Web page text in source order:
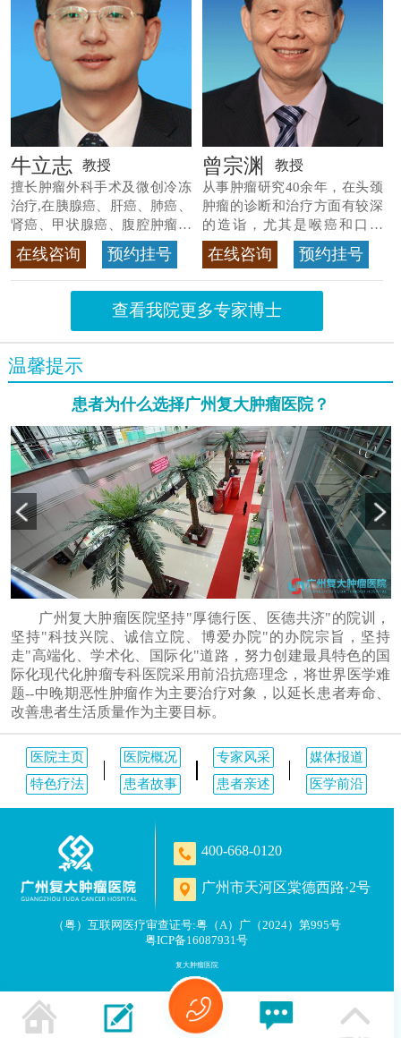
牛立志 教授
擅长肿瘤外科手术及微创冷冻
治疗,在胰腺癌、肝癌、肺癌、
肾癌、甲状腺癌、腹腔肿瘤等
>>查看专家详情
在线咨询 预约挂号
曾宗渊 教授
从事肿瘤研究40余年，在头颈
肿瘤的诊断和治疗方面有较深
的造诣，尤其是喉癌和口腔
癌，迄今仍是广东喉癌单病种
首席专家>>查看专家详情
在线咨询 预约挂号
查看我院更多专家博士
温馨提示
患者为什么选择广州复大肿瘤医院？
广州复大肿瘤医院坚持"厚德行医、医德共济"的院训，
坚持"科技兴院、诚信立院、博爱办院"的办院宗旨，坚持
走"高端化、学术化、国际化"道路，努力创建最具特色的国
际化现代化肿瘤专科医院采用前沿抗癌理念，将世界医学难
题--中晚期恶性肿瘤作为主要治疗对象，以延长患者寿命、
改善患者生活质量作为主要目标。
医院主页 医院概况 专家风采
媒体报道
特色疗法
患者故事 患者亲述 医学前沿
400-668-0120
广州市天河区棠德西路·2号
（粤）互联网医疗审查证号:粤（A）广（2024）第995号
粤ICP备16087931号
复大肿瘤医院